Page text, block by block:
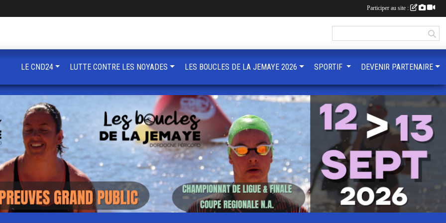
LE CND24 LUTTE CONTRE LES NOYADES LES BOUCLES DE LA JEMAYE 2026 SPORTIF DEVENIR PARTENAIRE
Participer au site :